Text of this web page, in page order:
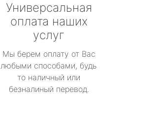
Универсальная
оплата наших
услуг
Мы берем оплату от Вас
любыми способами, будь
то наличный или
безналиный перевод.